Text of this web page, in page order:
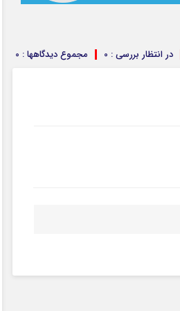
مجموع دیدگاهها : 0 در انتظار بررسی : 0